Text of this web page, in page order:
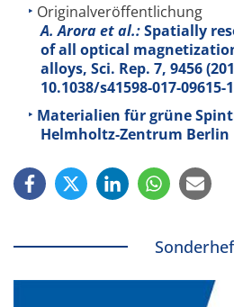
Originalveröffentlichung
A. Arora et al.:Spatially
of all optical
alloys, Sci. Rep. 7, 9456
10.1038/s41598-017-09615-1
Materialien für grüne
Helmholtz-Zentrum Berlin